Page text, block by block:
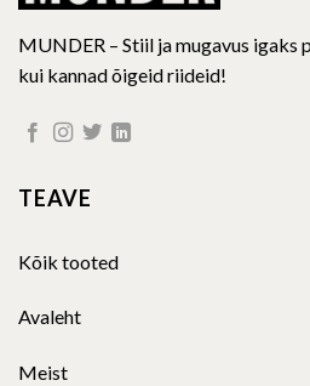
MUNDER – Stiil ja mugavus igaks
kui kannad õigeid riideid!
TEAVE
Kõik tooted
Avaleht
Meist